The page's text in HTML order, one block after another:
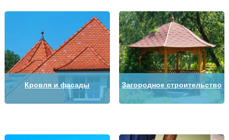
Кровля и фасады Загородное строительство